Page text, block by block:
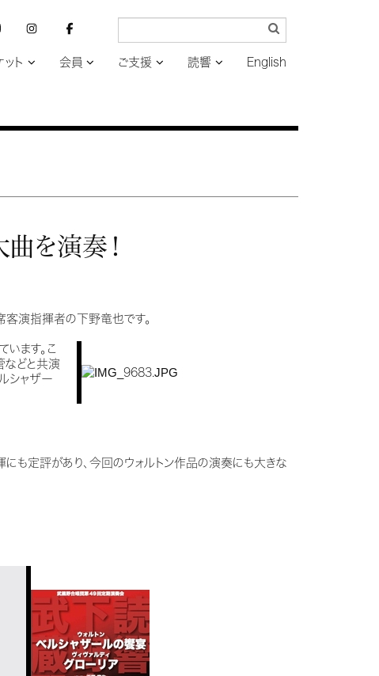
ット 会員 ご支援 読響 English
を演奏！
客演指揮者の下野竜也です。
ます。こ
などと共演
シャザー
も定評があり、今回のウォルトン作品の演奏にも大きな